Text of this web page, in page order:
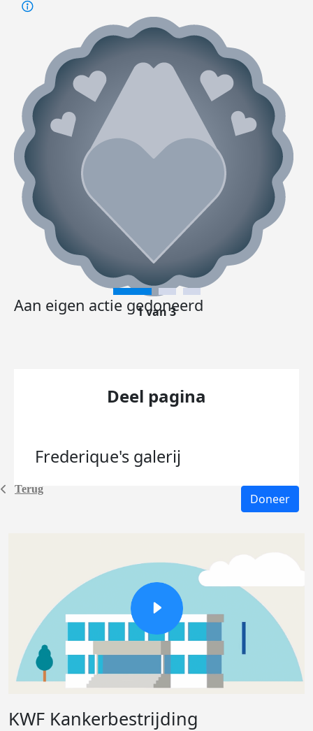
Terug
Aan eigen actie gedoneerd
1 van 3
Deel pagina
Frederique's galerij
Doneer
KWF Kankerbestrijding